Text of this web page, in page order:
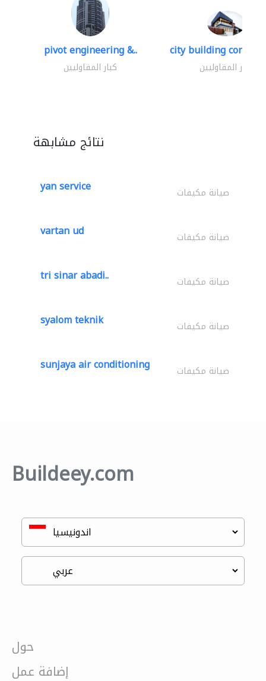
pivot engineering &..
كبار المقاوليين
city building
كبار المقاوليين
نتائج مشابهة
yan service صيانة مكيفات
vartan ud صيانة مكيفات
tri sinar abadi.. صيانة مكيفات
syalom teknik صيانة مكيفات
sunjaya air conditioning صيانة مكيفات
Buildeey.com
حول
إضافة عمل